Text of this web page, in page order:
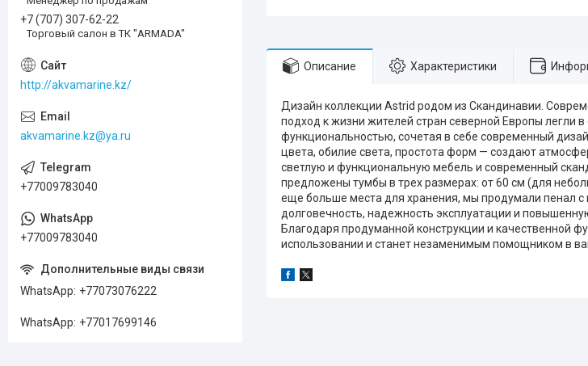
Описание Характеристики
Дизайн коллекции Astrid родом из Скандинавии.
подход к жизни жителей стран северной Европы легли
функциональностью, сочетая в себе современный
цвета, обилие света, простота форм — создают
светлую и функциональную мебель и современный
предложены тумбы в трех размерах: от 60 см (для
еще больше места для хранения, мы продумали пенал
долговечность, надежность эксплуатации и
Благодаря продуманной конструкции и качественной
использовании и станет незаменимым помощником в
+7 (707) 307-62-22
Торговый салон в ТК "ARMADA"
http://akvamarine.kz/
akvamarine.kz@ya.ru
+77009783040
+77009783040
WhatsApp +77073076222
WhatsApp +77017699146